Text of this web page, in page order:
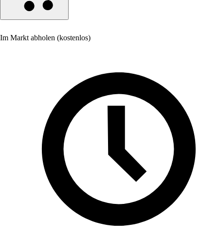
Im Markt abholen (kostenlos)